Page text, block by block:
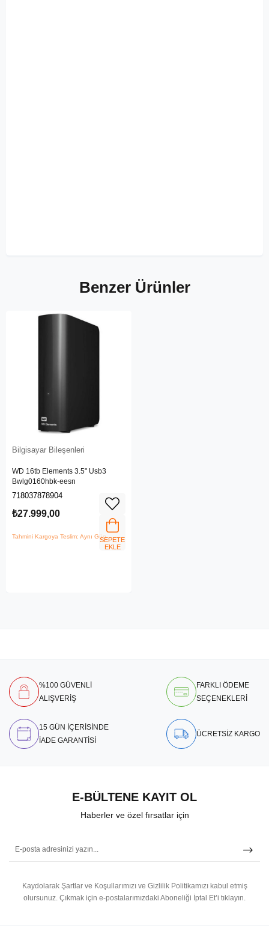
Benzer Ürünler
Bilgisayar Bileşenleri
WD 16tb Elements 3.5" Usb3
Bwlg0160hbk-eesn
718037878904
₺27.999,00
Tahmini Kargoya Teslim: Aynı GünSEPETE
EKLE
%100 GÜVENLİ
ALIŞVERİŞ
FARKLI ÖDEME
SEÇENEKLERİ
15 GÜN İÇERİSİNDE
İADE GARANTİSİ
ÜCRETSİZ KARGO
E-BÜLTENE KAYIT OL
Haberler ve özel fırsatlar için
Kaydolarak Şartlar ve Koşullarımızı ve Gizlilik Politikamızı kabul etmiş
olursunuz. Çıkmak için e-postalarımızdaki Aboneliği İptal Et’i tıklayın.